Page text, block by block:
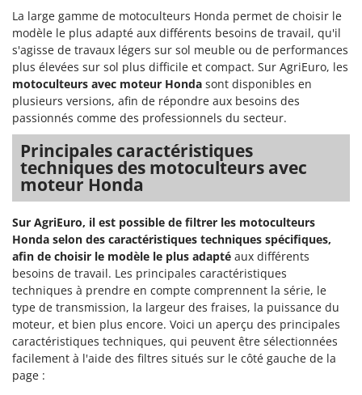
La large gamme de motoculteurs Honda permet de choisir le
modèle le plus adapté aux différents besoins de travail, qu'il
s'agisse de travaux légers sur sol meuble ou de performances
plus élevées sur sol plus difficile et compact. Sur AgriEuro, les
motoculteurs avec moteur Honda sont disponibles en
plusieurs versions, afin de répondre aux besoins des
passionnés comme des professionnels du secteur.
Principales caractéristiques
techniques des motoculteurs avec
moteur Honda
Sur AgriEuro, il est possible de filtrer les motoculteurs
Honda selon des caractéristiques techniques spécifiques,
afin de choisir le modèle le plus adapté aux différents
besoins de travail. Les principales caractéristiques
techniques à prendre en compte comprennent la série, le
type de transmission, la largeur des fraises, la puissance du
moteur, et bien plus encore. Voici un aperçu des principales
caractéristiques techniques, qui peuvent être sélectionnées
facilement à l'aide des filtres situés sur le côté gauche de la
page :